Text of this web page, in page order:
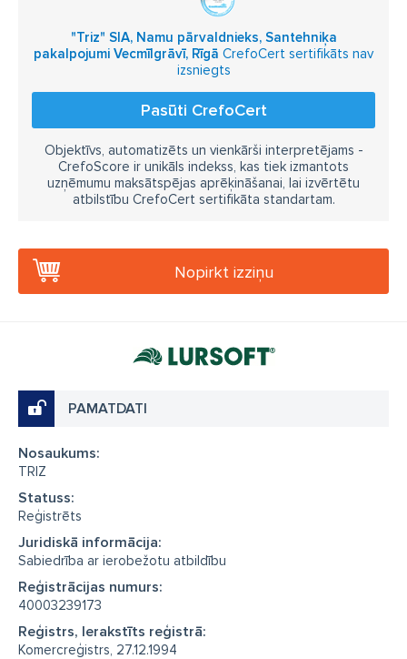
"Triz" SIA, Namu pārvaldnieks, Santehniķa
pakalpojumi Vecmīlgrāvī, Rīgā CrefoCert sertifikāts nav
izsniegts
Pasūti CrefoCert
Objektīvs, automatizēts un vienkārši interpretējams -
CrefoScore ir unikāls indekss, kas tiek izmantots
uzņēmumu maksātspējas aprēķināšanai, lai izvērtētu
atbilstību CrefoCert sertifikāta standartam.
Nopirkt izziņu
PAMATDATI
Nosaukums:
TRIZ
Statuss:
Reģistrēts
Juridiskā informācija:
Sabiedrība ar ierobežotu atbildību
Reģistrācijas numurs:
40003239173
Reģistrs, Ierakstīts reģistrā:
Komercreģistrs, 27.12.1994